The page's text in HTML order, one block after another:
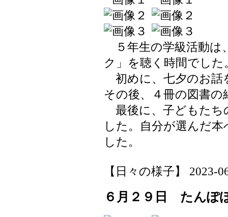
５年生の学級活動は
ク」を聴く時間でした
初めに、七夕のお話
その後、４冊の図書
最後に、子どもたち
した。自分が選んだ
した。
【日々の様子】 2023-
６月２９日 たんぽ